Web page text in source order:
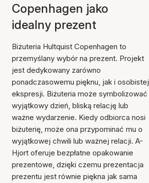
Copenhagen jako
idealny prezent
Biżuteria Hultquist Copenhagen to
przemyślany wybór na prezent. Projekt
jest dedykowany zarówno
ponadczasowemu pięknu, jak i osobistej
ekspresji. Biżuteria może symbolizować
wyjątkowy dzień, bliską relację lub
ważne wydarzenie. Kiedy odbiorca nosi
biżuterię, może ona przypominać mu o
wyjątkowej chwili lub ważnej relacji. A-
Hjort oferuje bezpłatne opakowanie
prezentowe, dzięki czemu prezentacja
prezentu jest równie piękna jak sama